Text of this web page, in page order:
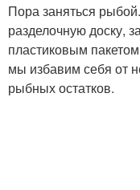
Пора заняться
разделочную доску,
пластиковым
мы избавим себя от
рыбных остатков.